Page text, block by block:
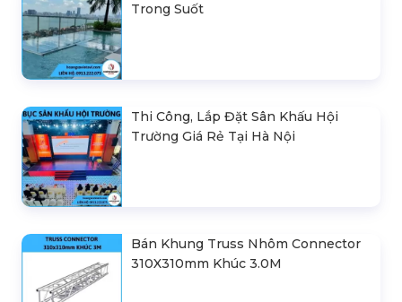
Trong Suốt
Thi Công, Lắp Đặt Sân Khấu Hội
Trường Giá Rẻ Tại Hà Nội
Bán Khung Truss Nhôm Connector
310X310mm Khúc 3.0M